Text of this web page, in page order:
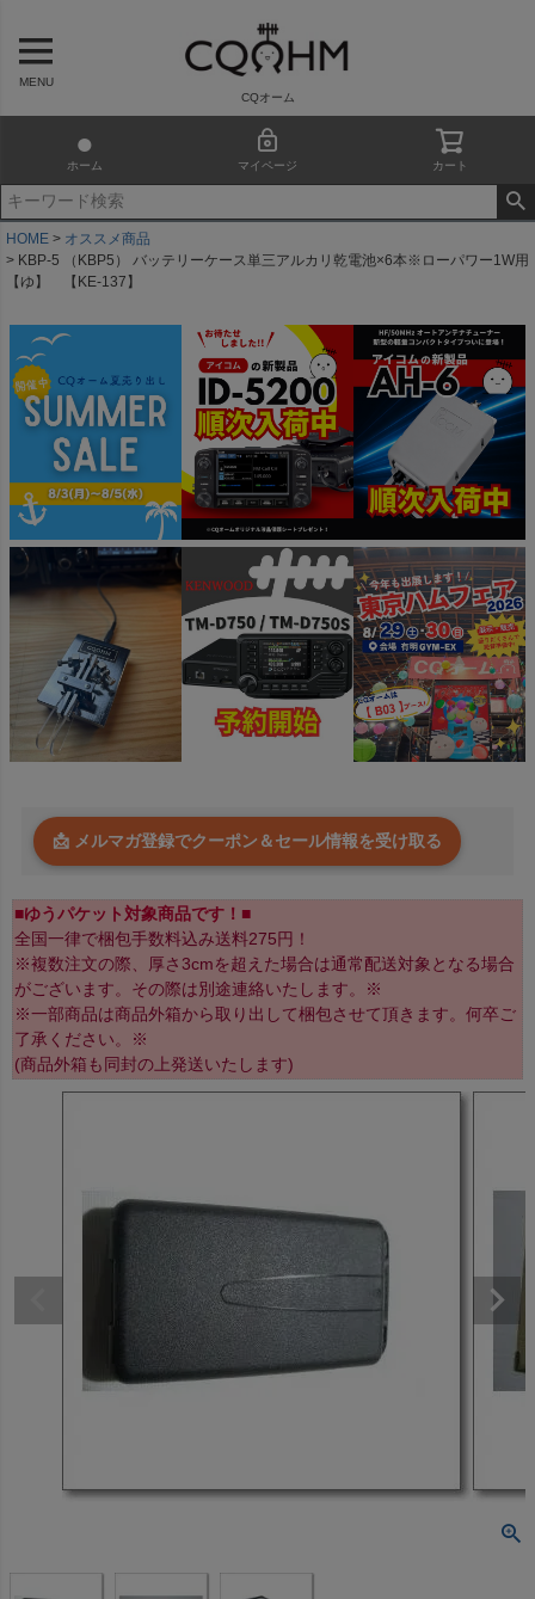
MENU
CQオーム
ホーム マイページ カート
HOME
オススメ商品
KBP-5 （KBP5） バッテリーケース単三アルカリ乾電池×6本※ローパワー1W用
【ゆ】 【KE-137】
📩 メルマガ登録でクーポン＆セール情報を受け取る
■ゆうパケット対象商品です！■
全国一律で梱包手数料込み送料275円！
※複数注文の際、厚さ3cmを超えた場合は通常配送対象となる場合
がございます。その際は別途連絡いたします。※
※一部商品は商品外箱から取り出して梱包させて頂きます。何卒ご
了承ください。※
(商品外箱も同封の上発送いたします)